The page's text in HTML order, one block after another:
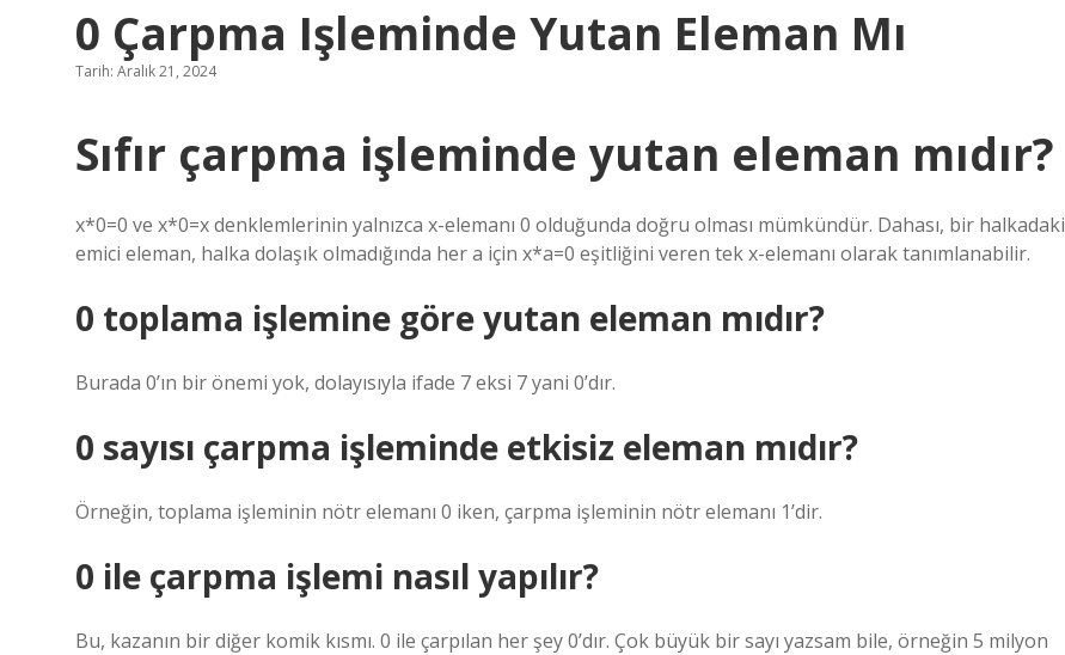
0 Çarpma Işleminde Yutan Eleman Mı
Tarih: Aralık 21, 2024
Sıfır çarpma işleminde yutan eleman mıdır?
x*0=0 ve x*0=x denklemlerinin yalnızca x-elemanı 0 olduğunda doğru olması mümkündür. Dahası, bir halkadaki
emici eleman, halka dolaşık olmadığında her a için x*a=0 eşitliğini veren tek x-elemanı olarak tanımlanabilir.
0 toplama işlemine göre yutan eleman mıdır?
Burada 0’ın bir önemi yok, dolayısıyla ifade 7 eksi 7 yani 0’dır.
0 sayısı çarpma işleminde etkisiz eleman mıdır?
Örneğin, toplama işleminin nötr elemanı 0 iken, çarpma işleminin nötr elemanı 1’dir.
0 ile çarpma işlemi nasıl yapılır?
Bu, kazanın bir diğer komik kısmı. 0 ile çarpılan her şey 0’dır. Çok büyük bir sayı yazsam bile, örneğin 5 milyon